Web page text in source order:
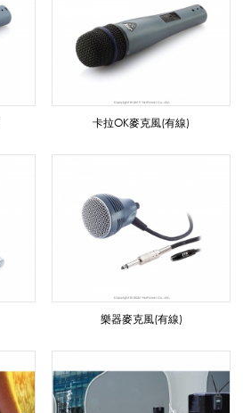
卡拉OK麥克風(有線)
樂器麥克風(有線)